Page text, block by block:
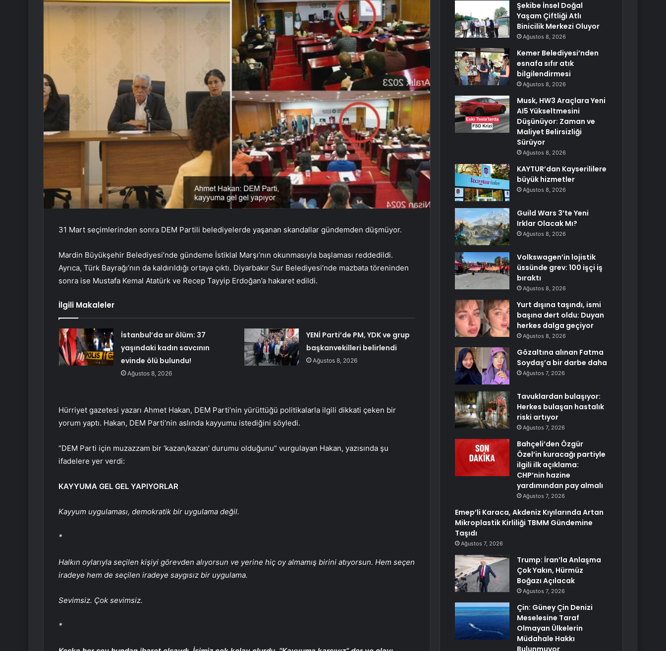
31 Mart seçimlerinden sonra DEM Partili belediyelerde yaşanan skandallar gündemden düşmüyor.
Mardin Büyükşehir Belediyesi’nde gündeme İstiklal Marşı’nın okunmasıyla başlaması reddedildi.
Ayrıca, Türk Bayrağı’nın da kaldırıldığı ortaya çıktı. Diyarbakır Sur Belediyesi’nde mazbata töreninden
sonra ise Mustafa Kemal Atatürk ve Recep Tayyip Erdoğan’a hakaret edildi.
İlgili Makaleler
İstanbul’da sır ölüm: 37
yaşındaki kadın savcının
evinde ölü bulundu!
Ağustos 8, 2026
YENİ Parti’de PM, YDK ve grup
başkanvekilleri belirlendi
Ağustos 8, 2026
Hürriyet gazetesi yazarı Ahmet Hakan, DEM Parti’nin yürüttüğü politikalarla ilgili dikkati çeken bir
yorum yaptı. Hakan, DEM Parti’nin aslında kayyumu istediğini söyledi.
“DEM Parti için muzazzam bir ‘kazan/kazan’ durumu olduğunu” vurgulayan Hakan, yazısında şu
ifadelere yer verdi:
KAYYUMA GEL GEL YAPIYORLAR
Kayyum uygulaması, demokratik bir uygulama değil.
*
Halkın oylarıyla seçilen kişiyi görevden alıyorsun ve yerine hiç oy almamış birini atıyorsun. Hem seçen
iradeye hem de seçilen iradeye saygısız bir uygulama.
Sevimsiz. Çok sevimsiz.
*
Şekibe İnsel Doğal
Yaşam Çiftliği Atlı
Binicilik Merkezi Oluyor
Ağustos 8, 2026
Kemer Belediyesi’nden
esnafa sıfır atık
bilgilendirmesi
Ağustos 8, 2026
Musk, HW3 Araçlara Yeni
AI5 Yükseltmesini
Düşünüyor: Zaman ve
Maliyet Belirsizliği
Sürüyor
Ağustos 8, 2026
KAYTUR’dan Kayserililere
büyük hizmetler
Ağustos 8, 2026
Guild Wars 3’te Yeni
Irklar Olacak Mı?
Ağustos 8, 2026
Volkswagen’in lojistik
üssünde grev: 100 işçi iş
bıraktı
Ağustos 8, 2026
Yurt dışına taşındı, ismi
başına dert oldu: Duyan
herkes dalga geçiyor
Ağustos 8, 2026
Gözaltına alınan Fatma
Soydaş’a bir darbe daha
Ağustos 7, 2026
Tavuklardan bulaşıyor:
Herkes bulaşan hastalık
riski artıyor
Ağustos 7, 2026
Bahçeli’den Özgür
Özel’in kuracağı partiyle
ilgili ilk açıklama:
CHP’nin hazine
yardımından pay almalı
Ağustos 7, 2026
Emep’li Karaca, Akdeniz Kıyılarında Artan
Mikroplastik Kirliliği TBMM Gündemine
Taşıdı
Ağustos 7, 2026
Trump: İran’la Anlaşma
Çok Yakın, Hürmüz
Boğazı Açılacak
Ağustos 7, 2026
Çin: Güney Çin Denizi
Meselesine Taraf
Olmayan Ülkelerin
Müdahale Hakkı
Bulunmuyor